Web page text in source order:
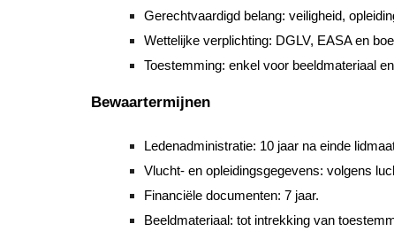
Gerechtvaardigd belang: veiligheid,
Wettelijke verplichting: DGLV, EASA en
Toestemming: enkel voor beeldmateriaal
Bewaartermijnen
Ledenadministratie: 10 jaar na einde
Vlucht- en opleidingsgegevens: volgens
Financiële documenten: 7 jaar.
Beeldmateriaal: tot intrekking van